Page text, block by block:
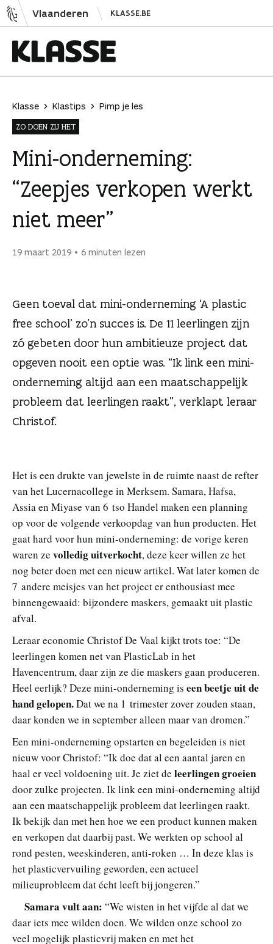
N
a
Vlaanderen KLASSE.BE
a
s
s
e
Klasse Klastips
Pimp je les
ZO DOEN ZIJ HET
Mini-onderneming:
“Zeepjes verkopen werkt
niet meer”
19 maart 2019 6 minuten lezen
Geen toeval dat mini-onderneming ‘A plastic
free school’ zo’n succes is. De 11 leerlingen zijn
zó gebeten door hun ambitieuze project dat
opgeven nooit een optie was. “Ik link een mini-
onderneming altijd aan een maatschappelijk
probleem dat leerlingen raakt”, verklapt leraar
Christof.
Het is een drukte van jewelste in de ruimte naast de refter
van het Lucernacollege in Merksem. Samara, Hafsa,
Assia en Miyase van 6 tso Handel maken een planning
op voor de volgende verkoopdag van hun producten. Het
gaat hard voor hun mini-onderneming: de vorige keren
waren ze volledig uitverkocht, deze keer willen ze het
nog beter doen met een nieuw artikel. Wat later komen de
7 andere meisjes van het project er enthousiast mee
binnengewaaid: bijzondere maskers, gemaakt uit plastic
afval.
Leraar economie Christof De Vaal kijkt trots toe: “De
leerlingen komen net van PlasticLab in het
Havencentrum, daar zijn ze die maskers gaan produceren.
Heel eerlijk? Deze mini-onderneming is een beetje uit de
hand gelopen.Dat we na 1 trimester zover zouden staan,
daar konden we in september alleen maar van dromen.”
Een mini-onderneming opstarten en begeleiden is niet
nieuw voor Christof: “Ik doe dat al een aantal jaren en
haal er veel voldoening uit. Je ziet de leerlingen groeien
door zulke projecten. Ik link een mini-onderneming altijd
aan een maatschappelijk probleem dat leerlingen raakt.
Ik bekijk dan met hen hoe we een product kunnen maken
en verkopen dat daarbij past. We werkten op school al
rond pesten, weeskinderen, anti-roken … In deze klas is
het plasticvervuiling geworden, een actueel
milieuprobleem dat écht leeft bij jongeren.”
Samara vult aan: “We wisten in het vijfde al dat we
daar iets mee wilden doen. We wilden onze school zo
veel mogelijk plasticvrij maken en met het